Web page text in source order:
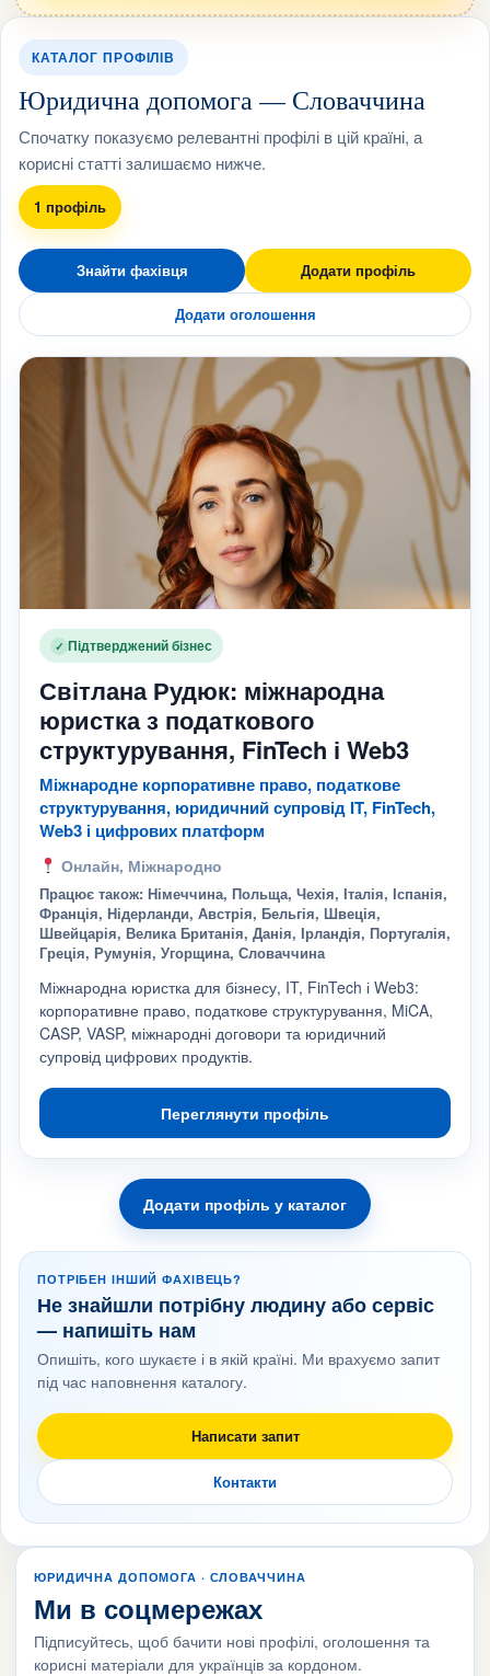
КАТАЛОГ ПРОФІЛІВ
Юридична допомога — Словаччина
Спочатку показуємо релевантні профілі в цій країні, а
корисні статті залишаємо нижче.
1 профіль
Знайти фахівця Додати профіль
Додати оголошення
✓ Підтверджений бізнес
Світлана Рудюк: міжнародна
юристка з податкового
структурування, FinTech і Web3
Міжнародне корпоративне право, податкове
структурування, юридичний супровід IT, FinTech,
Web3 і цифрових платформ
Онлайн, Міжнародно
Працює також: Німеччина, Польща, Чехія, Італія, Іспанія,
Франція, Нідерланди, Австрія, Бельгія, Швеція,
Швейцарія, Велика Британія, Данія, Ірландія, Португалія,
Греція, Румунія, Угорщина, Словаччина
Міжнародна юристка для бізнесу, IT, FinTech і Web3:
корпоративне право, податкове структурування, MiCA,
CASP, VASP, міжнародні договори та юридичний
супровід цифрових продуктів.
Переглянути профіль
Додати профіль у каталог
ПОТРІБЕН ІНШИЙ ФАХІВЕЦЬ?
Не знайшли потрібну людину або сервіс
— напишіть нам
Опишіть, кого шукаєте і в якій країні. Ми врахуємо запит
під час наповнення каталогу.
Написати запит
Контакти
ЮРИДИЧНА ДОПОМОГА · СЛОВАЧЧИНА
Ми в соцмережах
Підписуйтесь, щоб бачити нові профілі, оголошення та
корисні матеріали для українців за кордоном.